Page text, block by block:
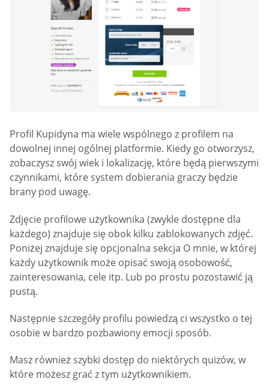
Profil Kupidyna ma wiele wspólnego z profilem na
dowolnej innej ogólnej platformie. Kiedy go otworzysz,
zobaczysz swój wiek i lokalizację, które będą pierwszymi
czynnikami, które system dobierania graczy będzie
brany pod uwagę.
Zdjęcie profilowe użytkownika (zwykle dostępne dla
każdego) znajduje się obok kilku zablokowanych zdjęć.
Poniżej znajduje się opcjonalna sekcja O mnie, w której
każdy użytkownik może opisać swoją osobowość,
zainteresowania, cele itp. Lub po prostu pozostawić ją
pustą.
Następnie szczegóły profilu powiedzą ci wszystko o tej
osobie w bardzo pozbawiony emocji sposób.
Masz również szybki dostęp do niektórych quizów, w
które możesz grać z tym użytkownikiem.